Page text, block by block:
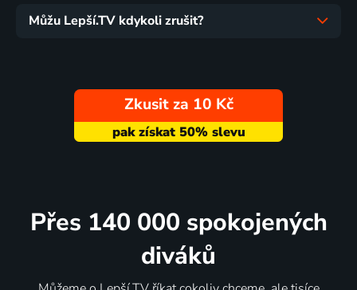
Můžu Lepší.TV kdykoli zrušit?
Zkusit za 10 Kč
Přes 140 000 spokojených
diváků